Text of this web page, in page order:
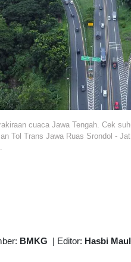
cuaca Jawa Tengah. Cek
Tol Trans Jawa Ruas Srondol -
BMKG | Editor: Hasbi